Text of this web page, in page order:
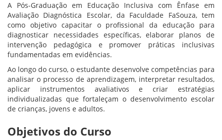
A Pós-Graduação em Educação Inclusiva com Ênfase em
Avaliação Diagnóstica Escolar, da Faculdade FaSouza, tem
como objetivo capacitar o profissional da educação para
diagnosticar necessidades específicas, elaborar planos de
intervenção pedagógica e promover práticas inclusivas
fundamentadas em evidências.
Ao longo do curso, o estudante desenvolve competências para
analisar o processo de aprendizagem, interpretar resultados,
aplicar instrumentos avaliativos e criar estratégias
individualizadas que fortaleçam o desenvolvimento escolar
de crianças, jovens e adultos.
Objetivos do Curso